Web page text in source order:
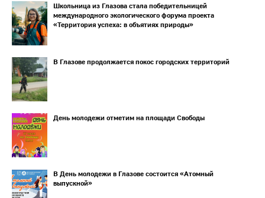
Школьница из Глазова стала победительницей
международного экологического форума проекта
«Территория успеха: в объятиях природы»
В Глазове продолжается покос городских территорий
День молодежи отметим на площади Свободы
В День молодежи в Глазове состоится «Атомный
выпускной»